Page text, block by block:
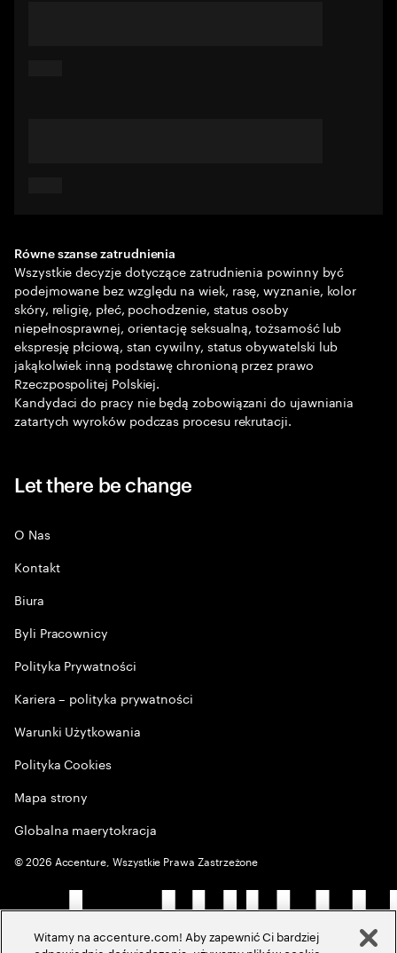
Równe szanse zatrudnienia
Wszystkie decyzje dotyczące zatrudnienia powinny być
podejmowane bez względu na wiek, rasę, wyznanie, kolor
skóry, religię, płeć, pochodzenie, status osoby
niepełnosprawnej, orientację seksualną, tożsamość lub
ekspresję płciową, stan cywilny, status obywatelski lub
jakąkolwiek inną podstawę chronioną przez prawo
Rzeczpospolitej Polskiej.
Kandydaci do pracy nie będą zobowiązani do ujawniania
zatartych wyroków podczas procesu rekrutacji.
Let there be change
O Nas
Kontakt
Biura
Byli Pracownicy
Polityka Prywatności
Kariera – polityka prywatności
Warunki Użytkowania
Polityka Cookies
Mapa strony
Globalna maerytokracja
©2026 Accenture, Wszystkie Prawa Zastrzeżone
Witamy na accenture.com! Aby zapewnić Ci bardziej